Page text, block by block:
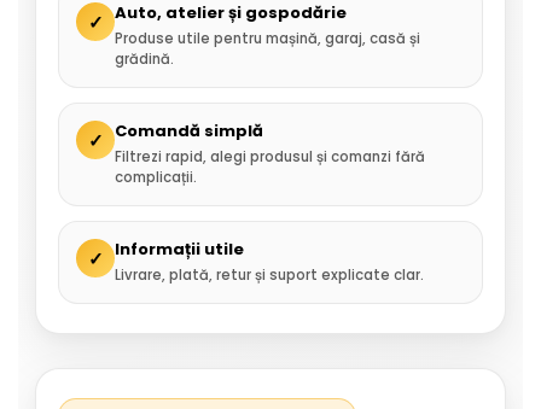
✓ Auto, atelier și gospodărie
Produse utile pentru mașină, garaj, casă și
grădină.
✓ Comandă simplă
Filtrezi rapid, alegi produsul și comanzi fără
complicații.
✓ Informații utile
Livrare, plată, retur și suport explicate clar.